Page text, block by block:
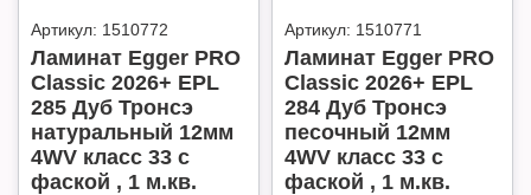
Артикул: 1510772
Ламинат Egger PRO
Classic 2026+ EPL
285 Дуб Тронсэ
натуральный 12мм
4WV класс 33 с
фаской , 1 м.кв.
Артикул: 1510771
Ламинат Egger PRO
Classic 2026+ EPL
284 Дуб Тронсэ
песочный 12мм
4WV класс 33 с
фаской , 1 м.кв.